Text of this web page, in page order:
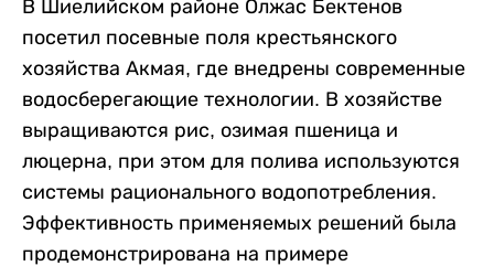
В Шиелийском районе Олжас Бектенов
посетил посевные поля крестьянского
хозяйства Акмая, где внедрены современные
водосберегающие технологии. В хозяйстве
выращиваются рис, озимая пшеница и
люцерна, при этом для полива используются
системы рационального водопотребления.
Эффективность применяемых решений была
продемонстрирована на примере